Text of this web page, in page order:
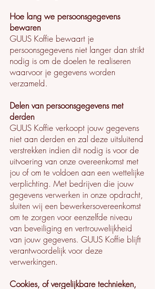
Hoe lang we persoonsgegevens
bewaren
GUUS Koffie bewaart je
persoonsgegevens niet langer dan strikt
nodig is om de doelen te realiseren
waarvoor je gegevens worden
verzameld.
Delen van persoonsgegevens met
derden
GUUS Koffie verkoopt jouw gegevens
niet aan derden en zal deze uitsluitend
verstrekken indien dit nodig is voor de
uitvoering van onze overeenkomst met
jou of om te voldoen aan een wettelijke
verplichting. Met bedrijven die jouw
gegevens verwerken in onze opdracht,
sluiten wij een bewerkersovereenkomst
om te zorgen voor eenzelfde niveau
van beveiliging en vertrouwelijkheid
van jouw gegevens. GUUS Koffie blijft
verantwoordelijk voor deze
verwerkingen.
Cookies, of vergelijkbare technieken,